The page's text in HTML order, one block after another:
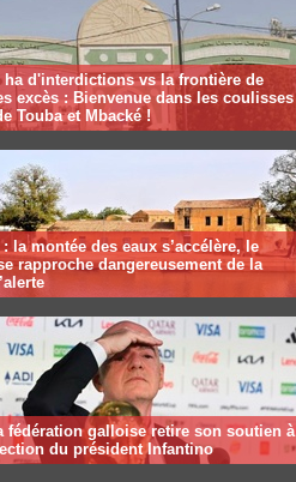
ha d'interdictions vs la frontière de
excès : Bienvenue dans les coulisses
Touba et Mbacké !
la montée des eaux s’accélère, le
rapproche dangereusement de la
fédération galloise retire son soutien à
du président Infantino